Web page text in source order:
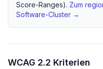
Score-Ranges). Zum
Software-Cluster →
WCAG 2.2 Kriterien